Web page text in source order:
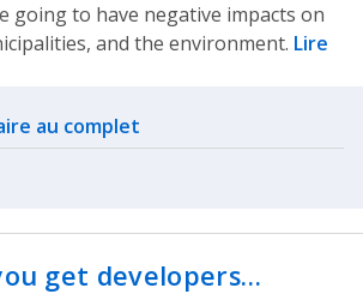
going to have negative impacts on
and the environment. Lire
au complet
get developers…